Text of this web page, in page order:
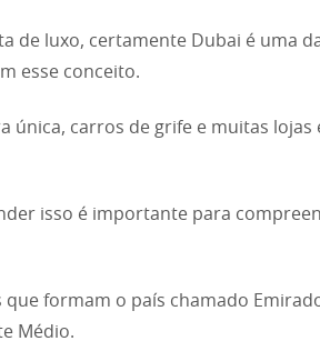
de luxo, certamente Dubai é uma
esse conceito.
única, carros de grife e muitas lojas
isso é importante para
que formam o país chamado
Médio.